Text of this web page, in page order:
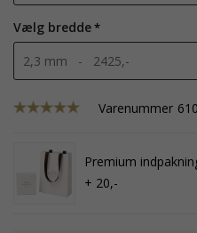
Vælg bredde
Varenummer
Premium
+ 20,-